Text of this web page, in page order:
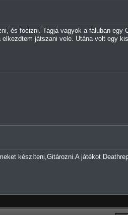
és focizni. Tagja vagyok a faluban egy
játszani vele. Utána volt egy
készíteni,Gitározni.A játékot